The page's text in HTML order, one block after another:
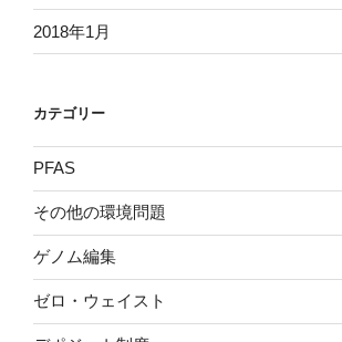
2018年1月
カテゴリー
PFAS
その他の環境問題
ゲノム編集
ゼロ・ウェイスト